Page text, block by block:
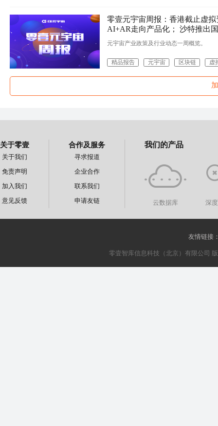
零壹元宇宙周报：香港截止虚
AI+AR走向产品化； 沙特推出
元宇宙产业政策及行业动态一周概览。
精品报告 元宇宙 区块链 虚
关于零壹
关于我们
免责声明
加入我们
意见反馈
合作及服务
寻求报道
企业合作
联系我们
申请友链
我们的产品
云数据库 深
友情链接
零壹智库信息科技（北京）有限公司